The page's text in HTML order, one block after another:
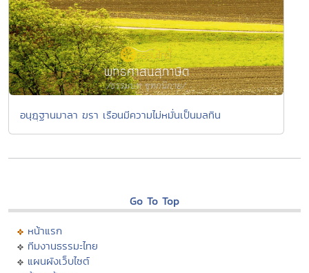
อนุฎฺฐานมาลา ฆรา เรือนมีความไม่หมั่นเป็นมลทิน
Go To Top
หน้าแรก
ทีมงานธรรมะไทย
แผนผังเว็บไซต์